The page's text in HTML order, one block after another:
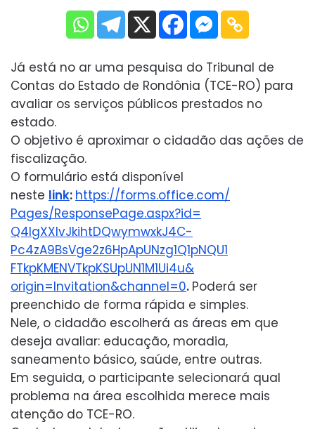
Já está no ar uma pesquisa do Tribunal de
Contas do Estado de Rondônia (TCE-RO) para
avaliar os serviços públicos prestados no
estado.
O objetivo é aproximar o cidadão das ações de
fiscalização.
O formulário está disponível
neste link: https://forms.office.com/
Pages/ResponsePage.aspx?id=
Q4lgXXlvJkihtDQwymwxkJ4C-
Pc4zA9BsVge2z6HpApUNzg1Q1pNQU1
FTkpKMENVTkpKSUpUN1M1Ui4u&
origin=Invitation&channel=0. Poderá ser
preenchido de forma rápida e simples.
Nele, o cidadão escolherá as áreas em que
deseja avaliar: educação, moradia,
saneamento básico, saúde, entre outras.
Em seguida, o participante selecionará qual
problema na área escolhida merece mais
atenção do TCE-RO.